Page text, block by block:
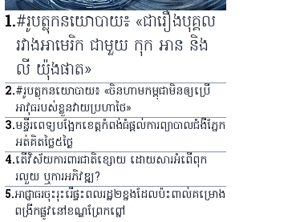
1.#រូបត្លុកនយោបាយ៖ «ជារឿងបុគ្គល
រវាងអាមេរិក ជាមួយ កុក អាន និង
លី យ៉ុងផាត»
2.#រូបត្លុកនយោបាយ៖ «ចិនហាមកម្ពុជាមិនឲ្យប្រើ
អាវុធរបស់ខ្លួនវាយប្រហាថៃ»
3.មន្ទីរពេទ្យ​បង្អែក​ខេត្ត​កំពង់ធំ​ផ្ដល់​ការ​ព្យាបាល​ជំងឺ​ភ្នែក​
អត់​គិត​ថ្លៃ​៥​ថ្ងៃ
4.តើវិស័យការពារជាតិខ្សោយ ដោយសារអំពើពុក
រលួយ ឬការអភិវឌ្ឍ?
5.អាជ្ញាធរ​ចុះ​រុះរើ​ផ្ទះ​ពលរដ្ឋ​២​ខ្នង​ដែល​ប៉ះពាល់​គម្រោង​
ពង្រីក​ផ្លូវ​នៅ​ខណ្ឌ​ព្រែកព្នៅ